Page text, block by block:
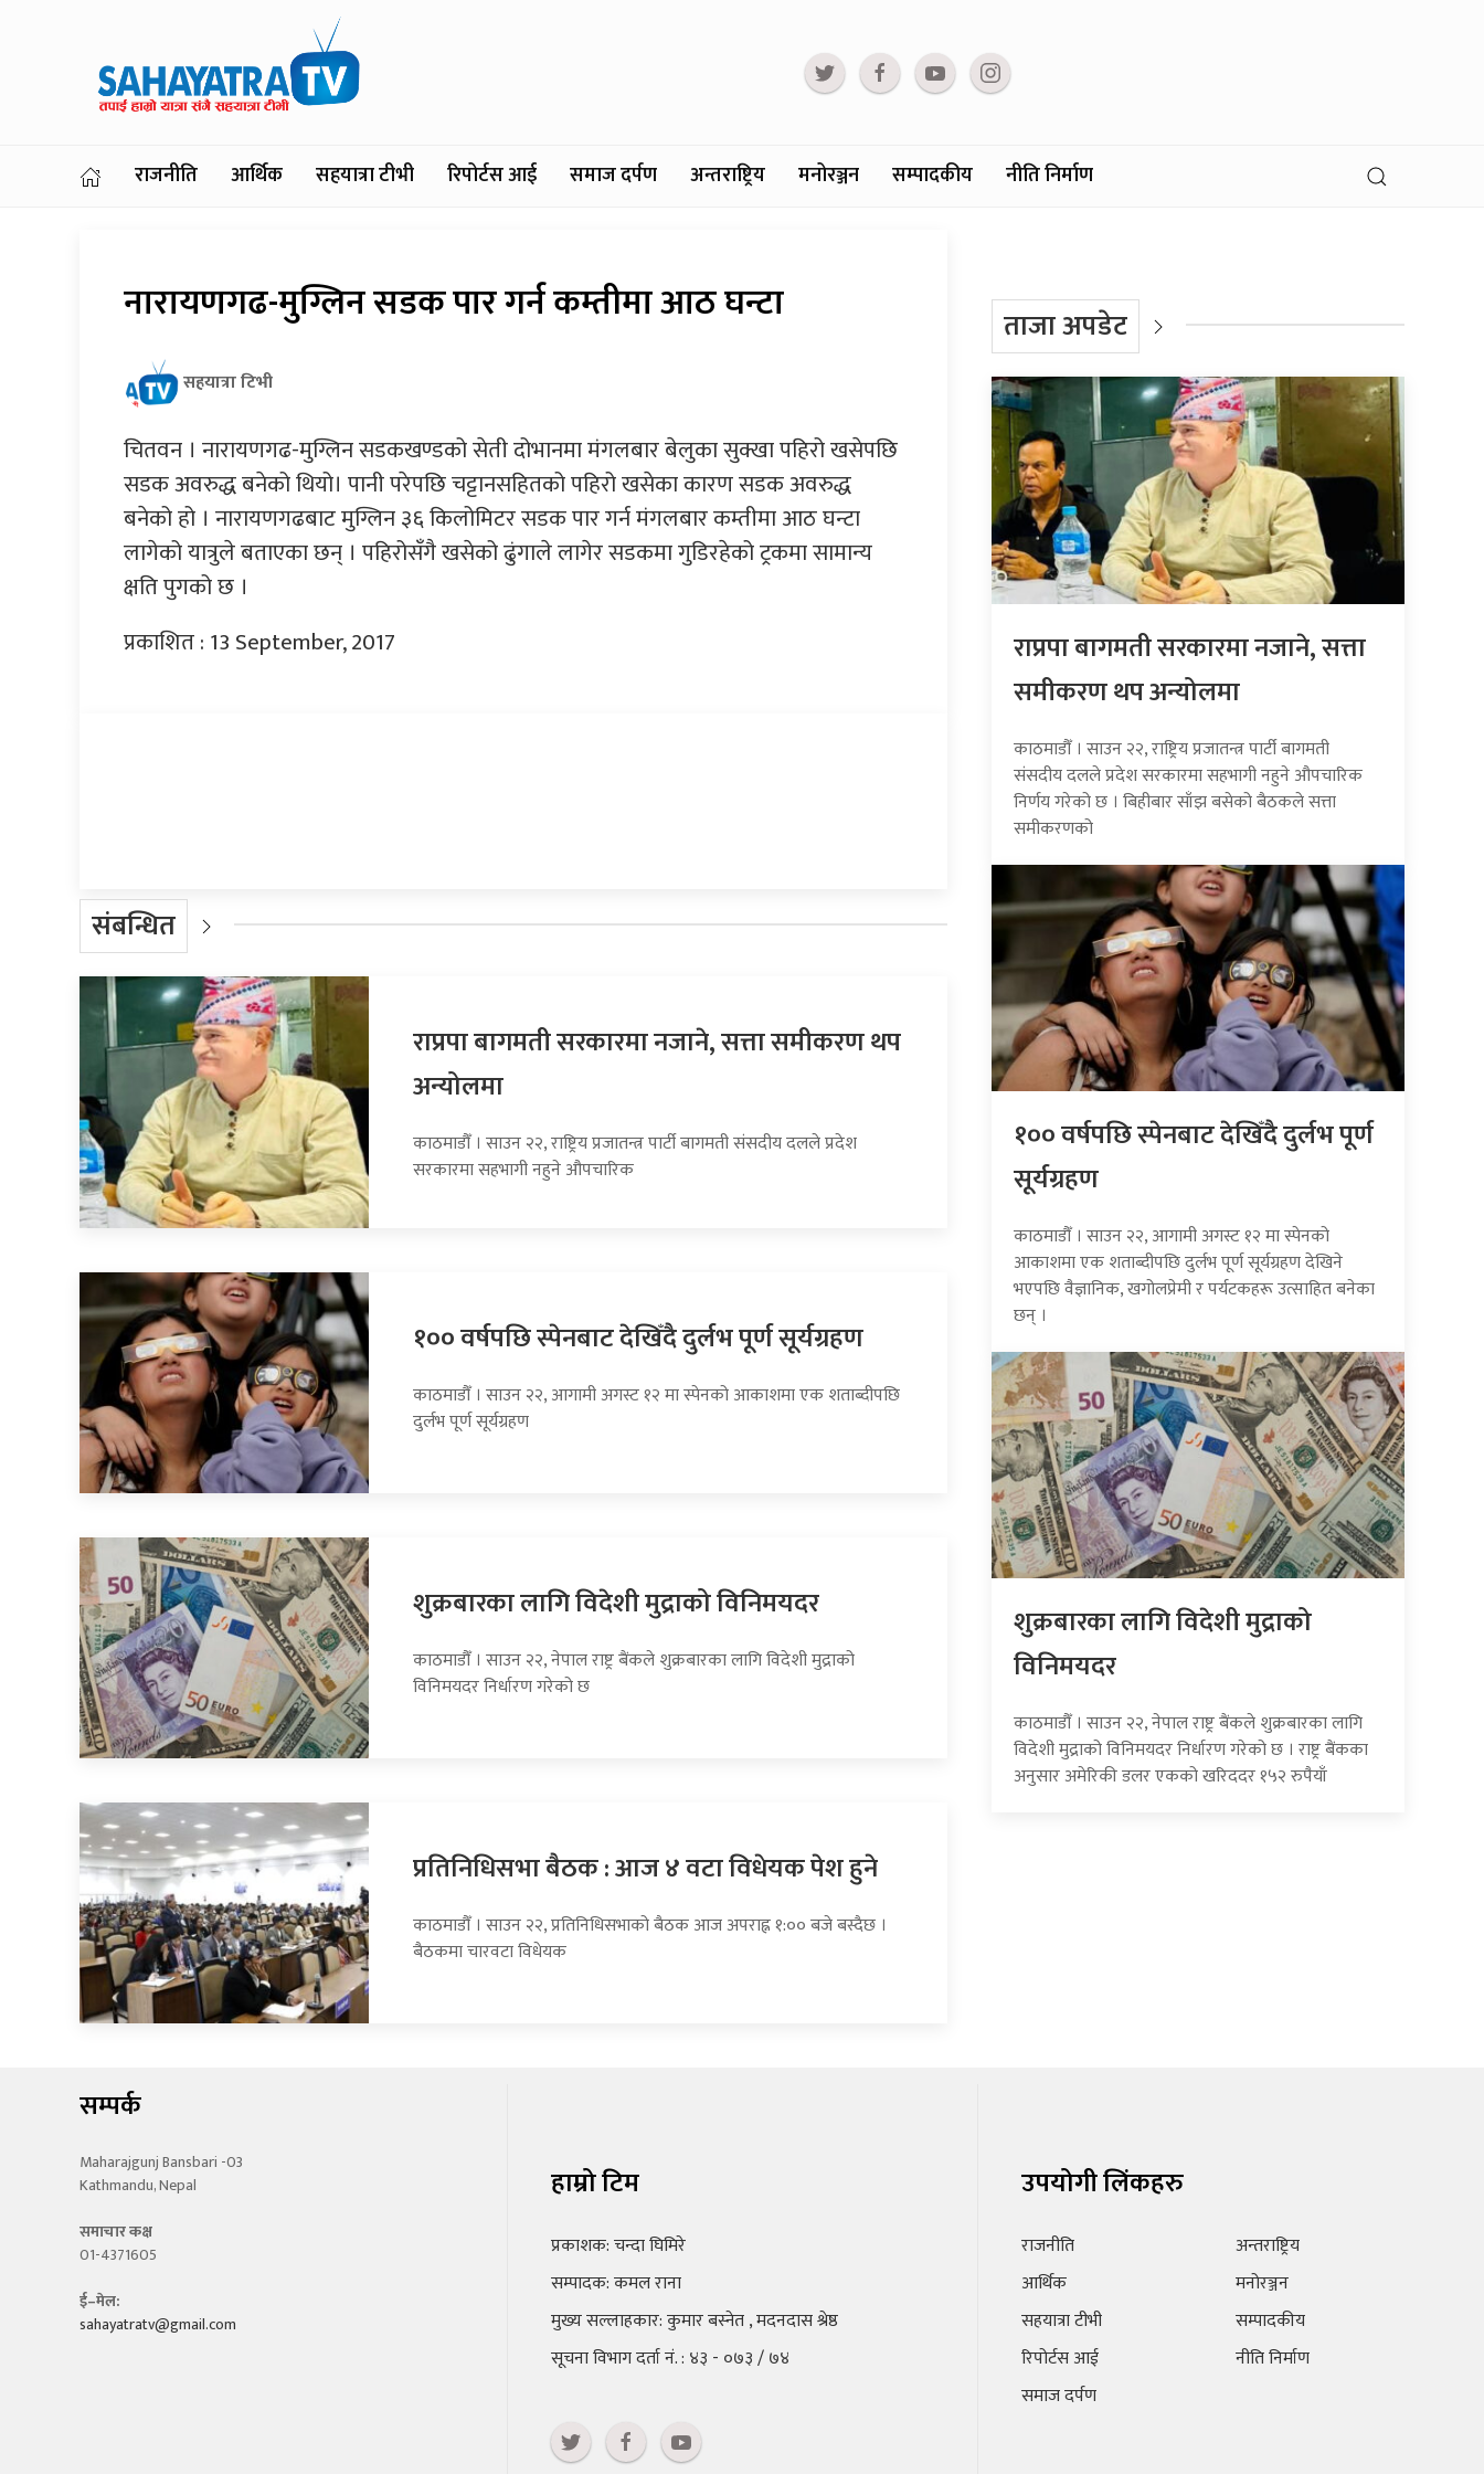
राजनीति आर्थिक सहयात्रा टीभी रिपोर्टस आई समाज दर्पण अन्तराष्ट्रिय मनोरञ्जन सम्पादकीय नीति निर्माण
नारायणगढ-मुग्लिन सडक पार गर्न कम्तीमा आठ घन्टा
सहयात्रा टिभी
चितवन । नारायणगढ-मुग्लिन सडकखण्डको सेती दोभानमा मंगलबार बेलुका सुक्खा पहिरो खसेपछि
सडक अवरुद्ध बनेको थियो। पानी परेपछि चट्टानसहितको पहिरो खसेका कारण सडक अवरुद्ध
बनेको हो । नारायणगढबाट मुग्लिन ३६ किलोमिटर सडक पार गर्न मंगलबार कम्तीमा आठ घन्टा
लागेको यात्रुले बताएका छन् । पहिरोसँगै खसेको ढुंगाले लागेर सडकमा गुडिरहेको ट्रकमा सामान्य
क्षति पुगको छ ।
प्रकाशित : 13 September, 2017
संबन्धित
राप्रपा बागमती सरकारमा नजाने, सत्ता समीकरण थप
अन्योलमा
काठमाडौँ । साउन २२, राष्ट्रिय प्रजातन्त्र पार्टी बागमती संसदीय दलले प्रदेश
सरकारमा सहभागी नहुने औपचारिक
१०० वर्षपछि स्पेनबाट देखिँदै दुर्लभ पूर्ण सूर्यग्रहण
काठमाडौँ । साउन २२, आगामी अगस्ट १२ मा स्पेनको आकाशमा एक शताब्दीपछि
दुर्लभ पूर्ण सूर्यग्रहण
शुक्रबारका लागि विदेशी मुद्राको विनिमयदर
काठमाडौँ । साउन २२, नेपाल राष्ट्र बैंकले शुक्रबारका लागि विदेशी मुद्राको
विनिमयदर निर्धारण गरेको छ
प्रतिनिधिसभा बैठक : आज ४ वटा विधेयक पेश हुने
काठमाडौँ । साउन २२, प्रतिनिधिसभाको बैठक आज अपराह्न १:०० बजे बस्दैछ ।
बैठकमा चारवटा विधेयक
ताजा अपडेट
राप्रपा बागमती सरकारमा नजाने, सत्ता
समीकरण थप अन्योलमा
काठमाडौँ । साउन २२, राष्ट्रिय प्रजातन्त्र पार्टी बागमती
संसदीय दलले प्रदेश सरकारमा सहभागी नहुने औपचारिक
निर्णय गरेको छ । बिहीबार साँझ बसेको बैठकले सत्ता
समीकरणको
१०० वर्षपछि स्पेनबाट देखिँदै दुर्लभ पूर्ण
सूर्यग्रहण
काठमाडौँ । साउन २२, आगामी अगस्ट १२ मा स्पेनको
आकाशमा एक शताब्दीपछि दुर्लभ पूर्ण सूर्यग्रहण देखिने
भएपछि वैज्ञानिक, खगोलप्रेमी र पर्यटकहरू उत्साहित बनेका
छन् ।
शुक्रबारका लागि विदेशी मुद्राको
विनिमयदर
काठमाडौँ । साउन २२, नेपाल राष्ट्र बैंकले शुक्रबारका लागि
विदेशी मुद्राको विनिमयदर निर्धारण गरेको छ । राष्ट्र बैंकका
अनुसार अमेरिकी डलर एकको खरिददर १५२ रुपैयाँ
सम्पर्क
Maharajgunj Bansbari -03
Kathmandu, Nepal
समाचार कक्ष
01-4371605
ई–मेल:
sahayatratv@gmail.com
हाम्रो टिम
प्रकाशक: चन्दा घिमिरे
सम्पादक: कमल राना
मुख्य सल्लाहकार: कुमार बस्नेत , मदनदास श्रेष्ठ
सूचना विभाग दर्ता नं. : ४३ - ०७३ / ७४
उपयोगी लिंकहरु
राजनीति
आर्थिक
सहयात्रा टीभी
रिपोर्टस आई
समाज दर्पण
अन्तराष्ट्रिय
मनोरञ्जन
सम्पादकीय
नीति निर्माण